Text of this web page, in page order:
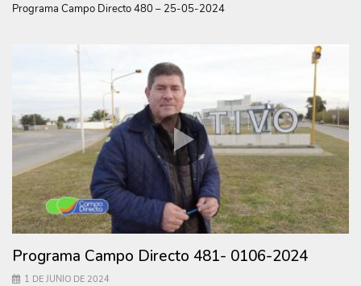
Programa Campo Directo 480 – 25-05-2024
Programa Campo Directo 481- 0106-2024
1 DE JUNIO DE 2024